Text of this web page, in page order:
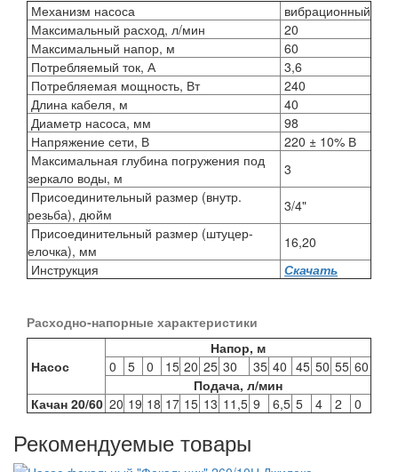
Механизм насоса
вибрационный
Максимальный расход, л/мин
20
Максимальный напор, м
60
Потребляемый ток, А
3,6
Потребляемая мощность, Вт
240
Длина кабеля, м
40
Диаметр насоса, мм
98
Напряжение сети, В
220 ± 10% В
Максимальная глубина погружения под
зеркало воды, м
3
Присоединительный размер (внутр.
резьба), дюйм
3/4"
Присоединительный размер (штуцер-
елочка), мм
16,20
Инструкция
Скачать
Расходно-напорные характеристики
Насос
Напор, м
0
5 0 15 20 25 30 35 40 45 50 55 60
Подача, л/мин
Качан 20/60 20 19 18 17 15 13 11,5 9 6,5 5 4 2 0
Рекомендуемые товары